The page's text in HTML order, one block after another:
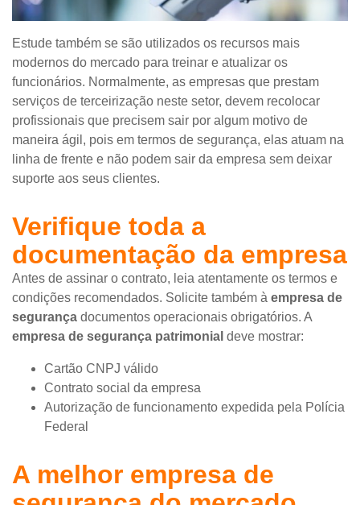
Estude também se são utilizados os recursos mais
modernos do mercado para treinar e atualizar os
funcionários. Normalmente, as empresas que prestam
serviços de terceirização neste setor, devem recolocar
profissionais que precisem sair por algum motivo de
maneira ágil, pois em termos de segurança, elas atuam na
linha de frente e não podem sair da empresa sem deixar
suporte aos seus clientes.
Verifique toda a
documentação da empresa
Antes de assinar o contrato, leia atentamente os termos e
condições recomendados. Solicite também à empresa de
segurança documentos operacionais obrigatórios. A
empresa de segurança patrimonial deve mostrar:
Cartão CNPJ válido
Contrato social da empresa
Autorização de funcionamento expedida pela Polícia
Federal
A melhor empresa de